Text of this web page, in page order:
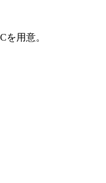
を用意。